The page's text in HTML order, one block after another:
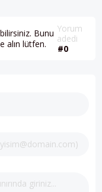
Bunu
alın lütfen.
Yorum
adedi
#0